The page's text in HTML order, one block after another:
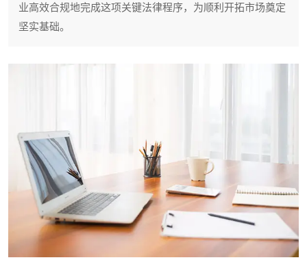
业高效合规地完成这项关键法律程序，为顺利开拓市场奠定
坚实基础。